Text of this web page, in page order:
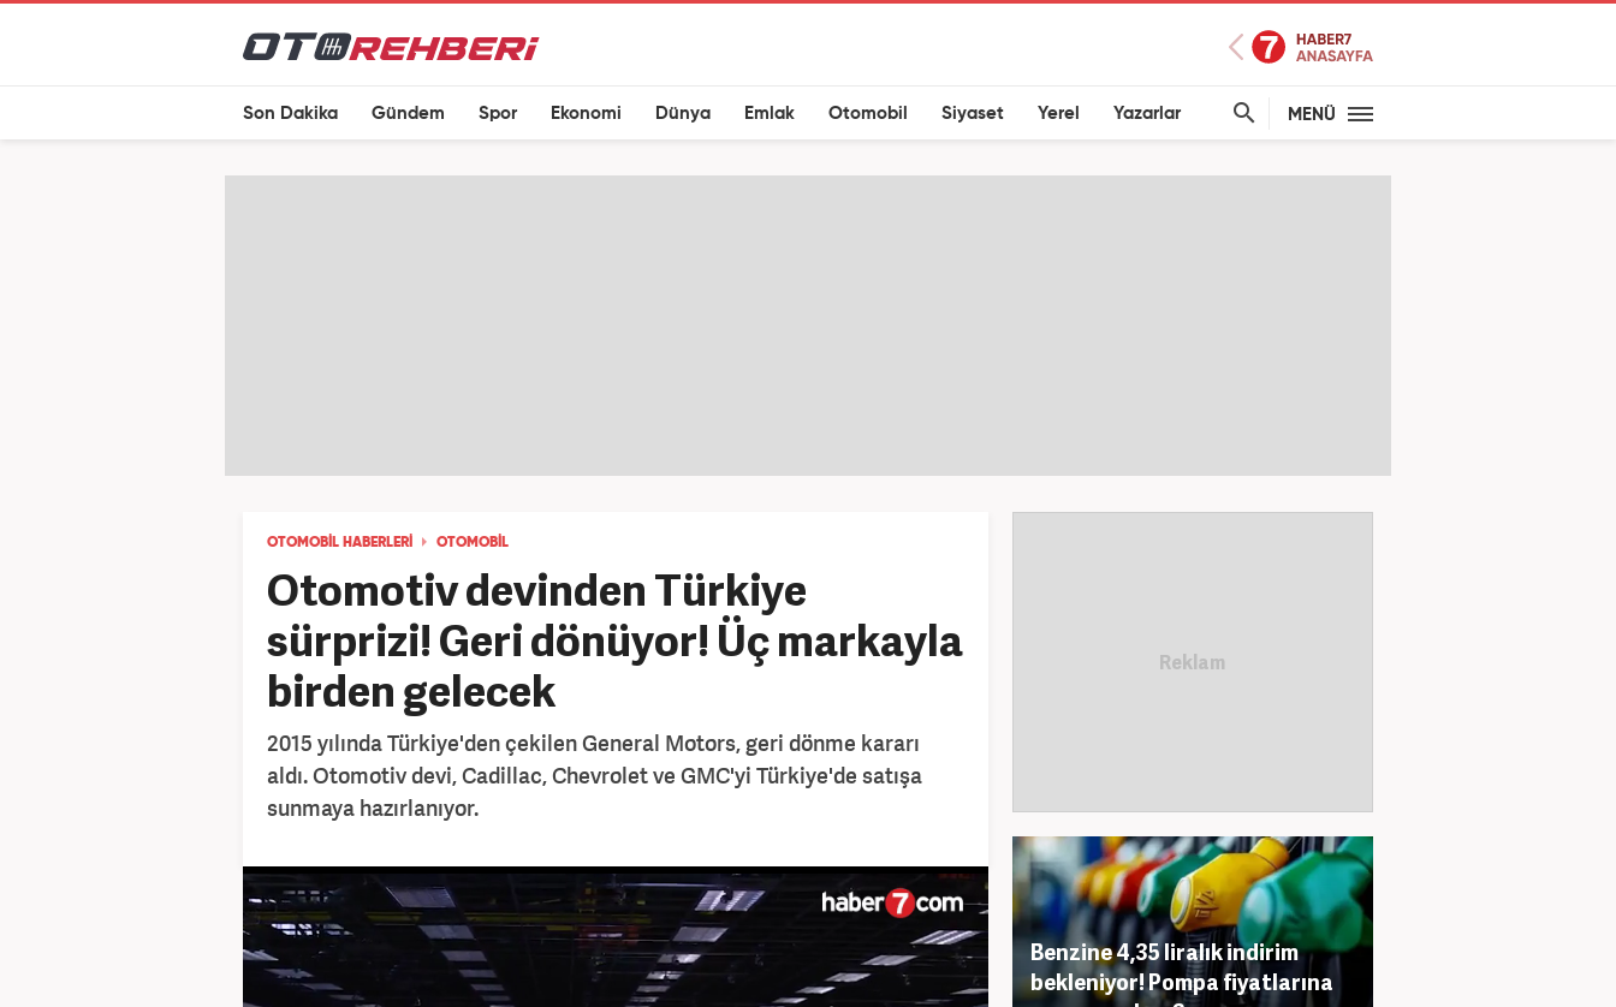
Son Dakika Gündem Spor Ekonomi Dünya Emlak Otomobil Siyaset Yerel Yazarlar MENÜ
OTOMOBİL HABERLERİ OTOMOBİL
Otomotiv devinden Türkiye
sürprizi! Geri dönüyor! Üç markayla
birden gelecek
2015 yılında Türkiye'den çekilen General Motors, geri dönme kararı
aldı. Otomotiv devi, Cadillac, Chevrolet ve GMC'yi Türkiye'de satışa
sunmaya hazırlanıyor.
Benzine 4,35 liralık indirim
bekleniyor! Pompa fiyatlarına